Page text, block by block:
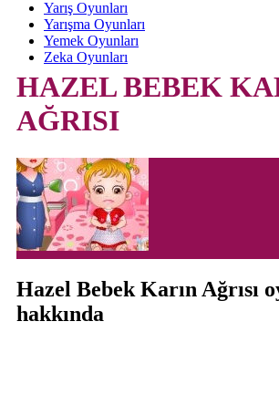
Yarış Oyunları
Yarışma Oyunları
Yemek Oyunları
Zeka Oyunları
HAZEL BEBEK
AĞRISI
Hazel Bebek Karın Ağrısı
hakkında